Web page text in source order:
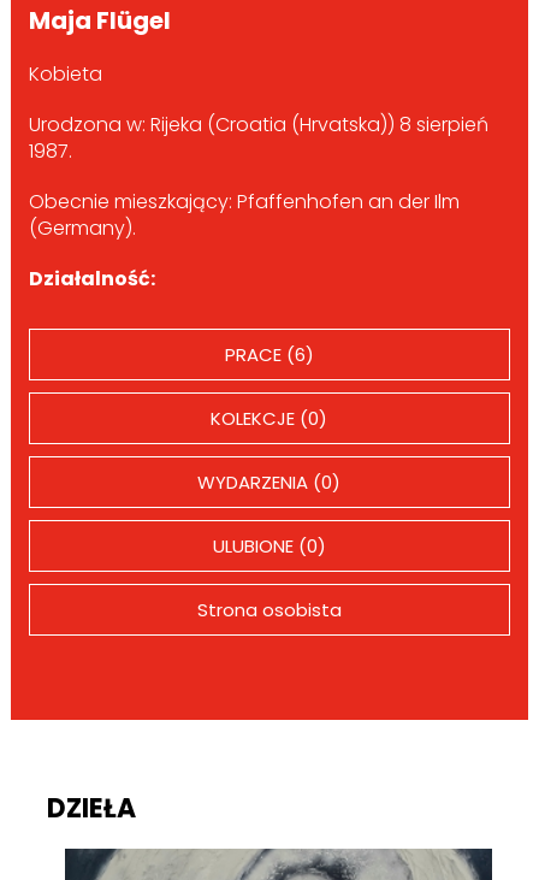
Maja Flügel
Kobieta
Urodzona w: Rijeka (Croatia (Hrvatska)) 8 sierpień
1987.
Obecnie mieszkający: Pfaffenhofen an der Ilm
(Germany).
Działalność:
PRACE (6)
KOLEKCJE (0)
WYDARZENIA (0)
ULUBIONE (0)
Strona osobista
DZIEŁA